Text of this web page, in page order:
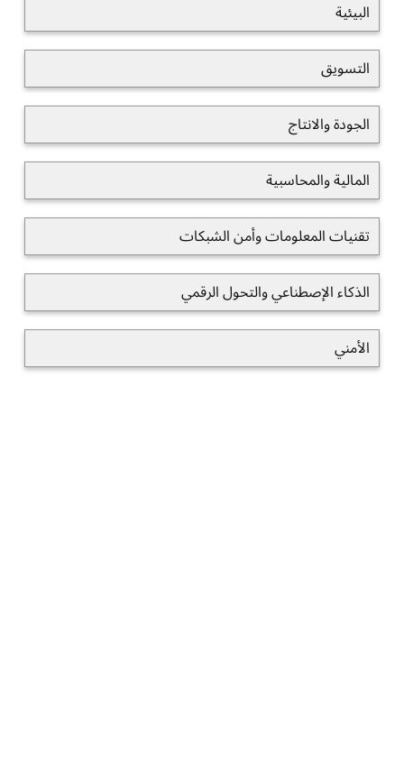
البيئية
التسويق
الجودة والانتاج
المالية والمحاسبية
تقنيات المعلومات وأمن الشبكات
الذكاء الإصطناعي والتحول الرقمي
الأمني